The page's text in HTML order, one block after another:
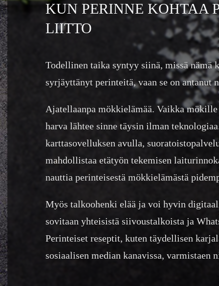
KUN PERINNE KOHTAA
LIITTO
Todellinen taika syntyy siinä, missä nämä
syrjäyttänyt perinteitä, vaan se on
Ajatellaanpa mökkielämää. Vaikka
harva lähtee sinne täysin ilman
karttasovelluksen avulla,
mahdollistaa etätyön tekemisen
nauttia perinteisestä mökkielämästä
Myös talkoohenki elää ja voi hyvin
sovitaan yhteisistä siivoustalkoista ja
Perinteiset reseptit, kuten täydellisen
sosiaalisen median kanavissa,